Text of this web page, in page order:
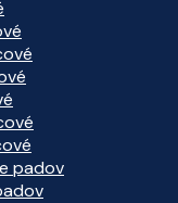
padov